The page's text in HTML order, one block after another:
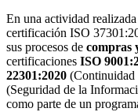
En una actividad
certificación ISO
sus procesos de compras
certificaciones ISO
22301:2020 (Continuidad
(Seguridad de la
como parte de un